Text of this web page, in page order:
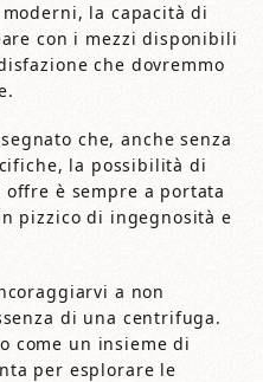
la capacità di
con i mezzi disponibili
che dovremmo
che, anche senza
la possibilità di
è sempre a portata
pizzico di ingegnosità e
a non
di una centrifuga.
come un insieme di
per esplorare le